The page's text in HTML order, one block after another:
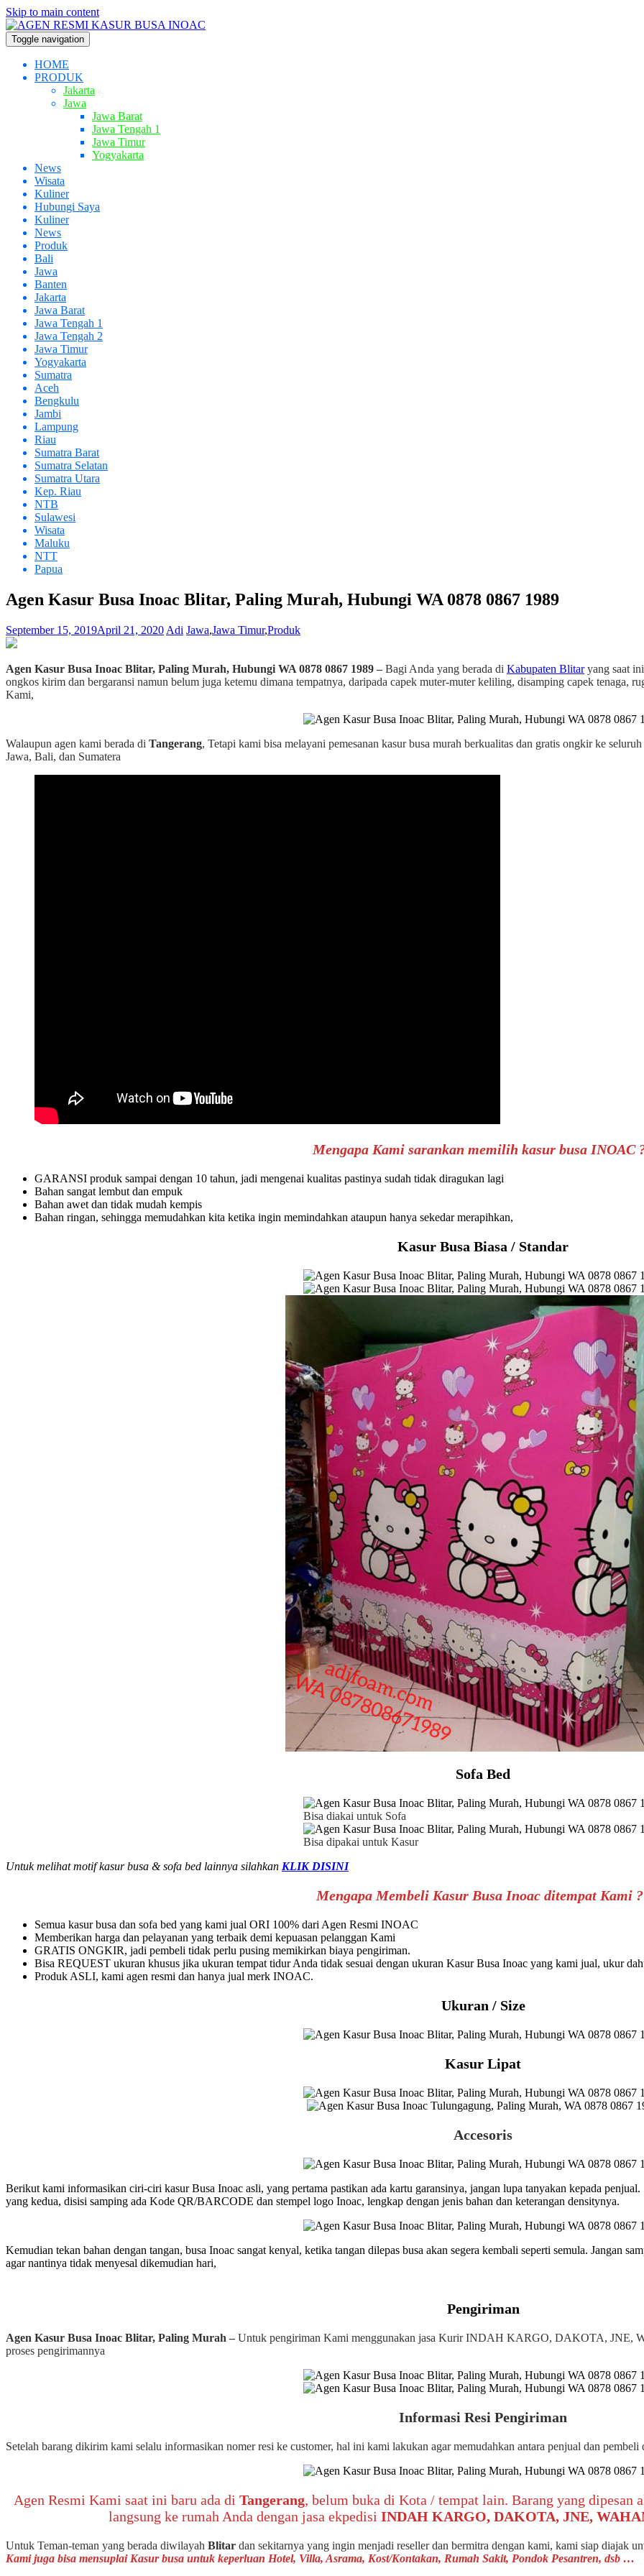
Skip to main content
Toggle navigation
HOME
PRODUK
Jakarta
Jawa
Jawa Barat
Jawa Tengah 1
Jawa Timur
Yogyakarta
News
Wisata
Kuliner
Hubungi Saya
Kuliner
News
Produk
Bali
Jawa
Banten
Jakarta
Jawa Barat
Jawa Tengah 1
Jawa Tengah 2
Jawa Timur
Yogyakarta
Sumatra
Aceh
Bengkulu
Jambi
Lampung
Riau
Sumatra Barat
Sumatra Selatan
Sumatra Utara
Kep. Riau
NTB
Sulawesi
Wisata
Maluku
NTT
Papua
Agen Kasur Busa Inoac Blitar, Paling Murah, Hubungi WA 0878 0867 1989
September 15, 2019April 21, 2020 Adi Jawa,Jawa Timur,Produk
Agen Kasur Busa Inoac Blitar, Paling Murah, Hubungi WA 0878 0867 1989 – Bagi Anda yang berada di Kabupaten Blitaryang saat
ongkos kirim dan bergaransi namun belum juga ketemu dimana tempatnya, daripada capek muter-muter keliling, disamping capek tenaga,
Kami,
Walaupun agen kami berada di Tangerang, Tetapi kami bisa melayani pemesanan kasur busa murah berkualitas dan gratis ongkir ke
Jawa, Bali, dan Sumatera
Mengapa Kami sarankan memilih kasur busa INOAC
GARANSI produk sampai dengan 10 tahun, jadi mengenai kualitas pastinya sudah tidak diragukan lagi
Bahan sangat lembut dan empuk
Bahan awet dan tidak mudah kempis
Bahan ringan, sehingga memudahkan kita ketika ingin memindahkan ataupun hanya sekedar merapihkan,
Kasur Busa Biasa / Standar
Sofa Bed
Bisa diakai untuk Sofa
Bisa dipakai untuk Kasur
Untuk melihat motif kasur busa & sofa bed lainnya silahkan KLIK DISINI
Mengapa Membeli Kasur Busa Inoac ditempat Kami
Semua kasur busa dan sofa bed yang kami jual ORI 100% dari Agen Resmi INOAC
Memberikan harga dan pelayanan yang terbaik demi kepuasan pelanggan Kami
GRATIS ONGKIR, jadi pembeli tidak perlu pusing memikirkan biaya pengiriman.
Bisa REQUEST ukuran khusus jika ukuran tempat tidur Anda tidak sesuai dengan ukuran Kasur Busa Inoac yang kami jual, ukur
Produk ASLI, kami agen resmi dan hanya jual merk INOAC.
Ukuran / Size
Kasur Lipat
Accesoris
Berikut kami informasikan ciri-ciri kasur Busa Inoac asli, yang pertama pastikan ada kartu garansinya, jangan lupa tanyakan kepada penjual.
yang kedua, disisi samping ada Kode QR/BARCODE dan stempel logo Inoac, lengkap dengan jenis bahan dan keterangan densitynya.
Kemudian tekan bahan dengan tangan, busa Inoac sangat kenyal, ketika tangan dilepas busa akan segera kembali seperti semula. Jangan
agar nantinya tidak menyesal dikemudian hari,
Pengiriman
Agen Kasur Busa Inoac Blitar, Paling Murah – Untuk pengiriman Kami menggunakan jasa Kurir INDAH KARGO, DAKOTA, JNE,
proses pengirimannya
Informasi Resi Pengiriman
Setelah barang dikirim kami selalu informasikan nomer resi ke customer, hal ini kami lakukan agar memudahkan antara penjual dan pembeli
Agen Resmi Kami saat ini baru ada di Tangerang, belum buka di Kota / tempat lain. Barang yang
langsung ke rumah Anda dengan jasa ekpedisi INDAH KARGO, DAKOTA, JNE,
Untuk Teman-teman yang berada diwilayah Blitar dan sekitarnya yang ingin menjadi reseller dan bermitra dengan kami, kami siap diajak
Kami juga bisa mensuplai Kasur busa untuk keperluan Hotel, Villa, Asrama, Kost/Kontakan, Rumah Sakit, Pondok Pesantren, dsb …